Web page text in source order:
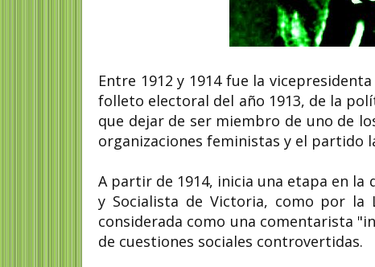
Entre 1912 y 1914 fue la
folleto electoral del año 1913, de la
que dejar de ser miembro de uno de
organizaciones feministas y el partido
A partir de 1914, inicia una etapa en
y Socialista de Victoria, como por la
considerada como una comentarista
de cuestiones sociales controvertidas.